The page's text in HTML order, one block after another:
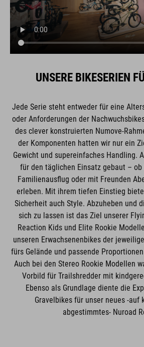
UNSERE BIKESERIEN
Jede Serie steht entweder für eine
oder Anforderungen der
des clever konstruierten Numove-
der Komponenten hatten wir nur ein
Gewicht und supereinfaches Handling.
für den täglichen Einsatz gebaut – ob
Familienausflug oder mit Freunden
erleben. Mit ihrem tiefen Einstieg
Sicherheit auch Style. Abzuheben und
sich zu lassen ist das Ziel unserer
Reaction Kids und Elite Rookie
unseren Erwachsenenbikes der
fürs Gelände und passende
Auch bei den Stereo Rookie Modellen
Vorbild für Trailshredder mit
Ebenso als Grundlage diente die
Gravelbikes für unser neues -auf
abgestimmtes- Nuroad